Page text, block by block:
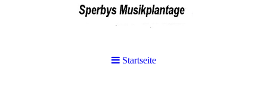
Startseite